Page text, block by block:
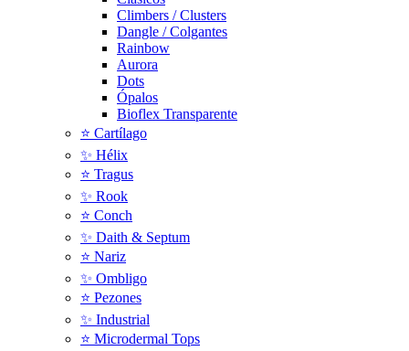
Climbers / Clusters
Dangle / Colgantes
Rainbow
Aurora
Dots
Ópalos
Bioflex Transparente
⭐️ Cartílago
✨ Hélix
⭐ Tragus
✨ Rook
⭐️ Conch
✨ Daith & Septum
⭐️ Nariz
✨ Ombligo
⭐️ Pezones
✨ Industrial
⭐️ Microdermal Tops